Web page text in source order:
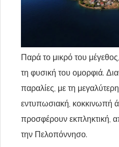
Παρά το μικρό του
τη φυσική του ομορφιά.
παραλίες, με τη
εντυπωσιακή, κοκκινωπή
προσφέρουν εκπληκτική,
την Πελοπόννησο.